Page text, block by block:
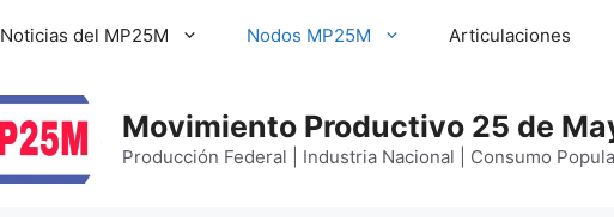
Noticias del MP25M Nodos MP25M Articulaciones
Movimiento Productivo 25 de
Producción Federal | Industria Nacional | Consumo